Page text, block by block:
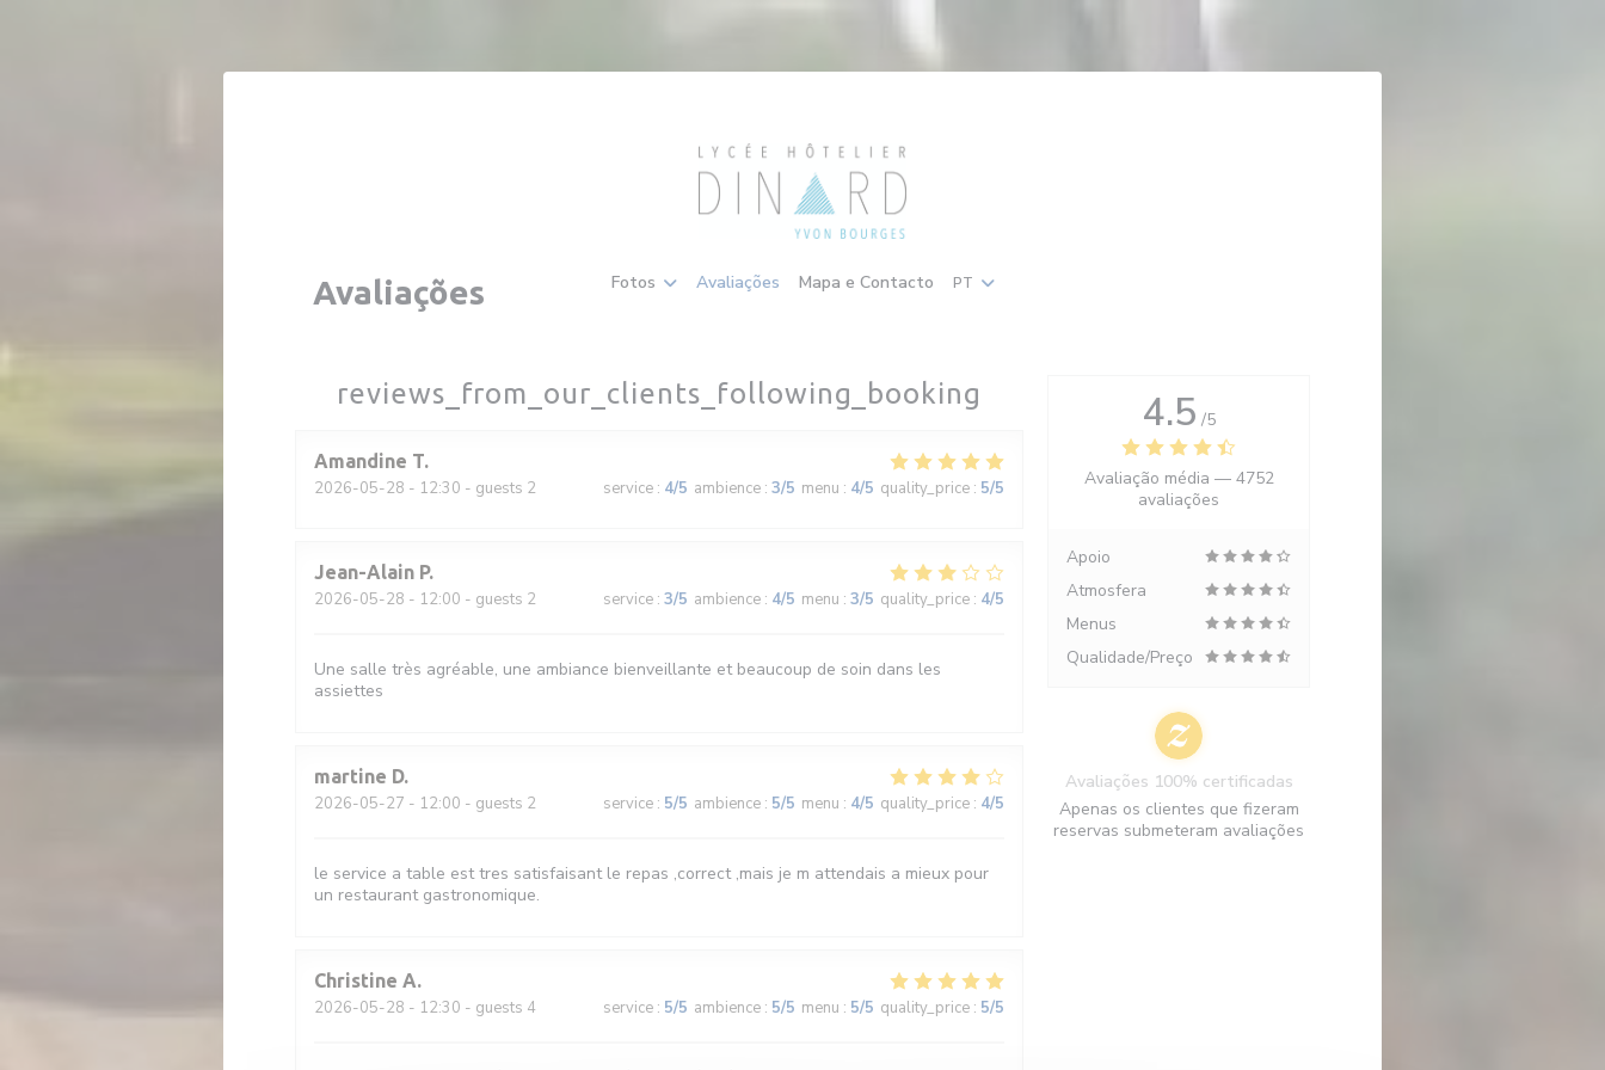
Fotos Avaliações Mapa e Contacto PT
Avaliações
reviews_from_our_clients_following_booking
Amandine T
2026-05-28 - 12:30 - guests 2 service : 4/5 ambience : 3/5 menu : 4/5 quality_price : 5/5
Jean-Alain P
2026-05-28 - 12:00 - guests 2 service : 3/5 ambience : 4/5 menu : 3/5 quality_price : 4/5
Une salle très agréable, une ambiance bienveillante et beaucoup de soin dans les
assiettes
martine D
2026-05-27 - 12:00 - guests 2 service : 5/5 ambience : 5/5 menu : 4/5 quality_price : 4/5
le service a table est tres satisfaisant le repas ,correct ,mais je m attendais a mieux pour
un restaurant gastronomique.
Christine A
2026-05-28 - 12:30 - guests 4 service : 5/5 ambience : 5/5 menu : 5/5 quality_price : 5/5
4.5 /5
Avaliação média — 4752
avaliações
Apoio
Atmosfera
Menus
Qualidade/Preço
Avaliações 100% certificadas
Apenas os clientes que fizeram
reservas submeteram avaliações